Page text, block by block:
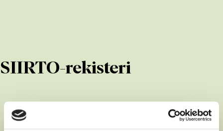
SIIRTO-rekisteri